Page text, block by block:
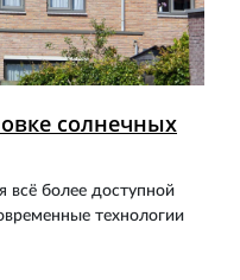
солнечных
всё более доступной
технологии